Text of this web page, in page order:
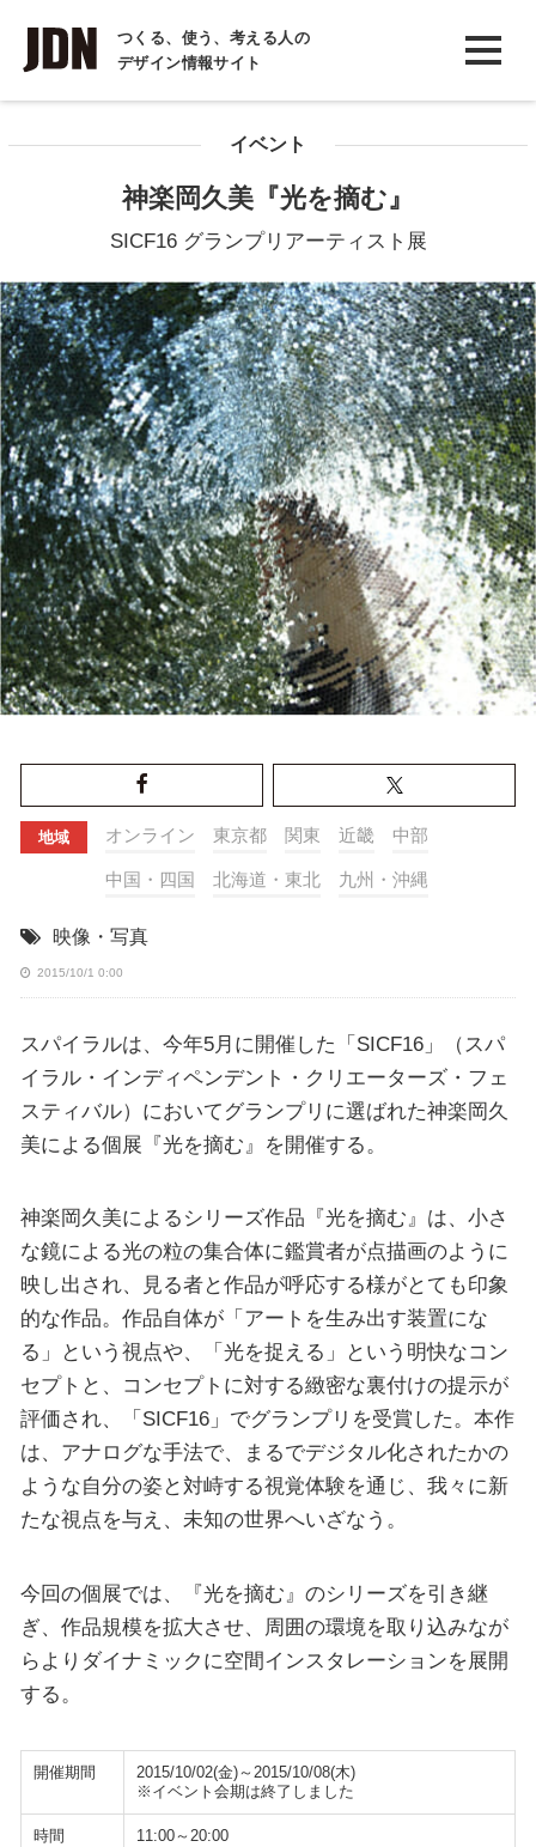
つくる、使う、考える人の
デザイン情報サイト
INTERVIEW
インタビュー
COLUMN
イベント
神楽岡久美『光を摘む』
SICF16 グランプリアーティスト展
地域 オンライン 東京都 関東 近畿 中部
中国・四国 北海道・東北 九州・沖縄
映像・写真
2015/10/1 0:00
スパイラルは、今年5月に開催した「SICF16」（スパ
イラル・インディペンデント・クリエーターズ・フェ
スティバル）においてグランプリに選ばれた神楽岡久
美による個展『光を摘む』を開催する。
神楽岡久美によるシリーズ作品『光を摘む』は、小さ
な鏡による光の粒の集合体に鑑賞者が点描画のように
映し出され、見る者と作品が呼応する様がとても印象
的な作品。作品自体が「アートを生み出す装置にな
る」という視点や、「光を捉える」という明快なコン
セプトと、コンセプトに対する緻密な裏付けの提示が
評価され、「SICF16」でグランプリを受賞した。本作
は、アナログな手法で、まるでデジタル化されたかの
ような自分の姿と対峙する視覚体験を通じ、我々に新
たな視点を与え、未知の世界へいざなう。
今回の個展では、『光を摘む』のシリーズを引き継
ぎ、作品規模を拡大させ、周囲の環境を取り込みなが
らよりダイナミックに空間インスタレーションを展開
する。
開催期間
2015/10/02(金)～2015/10/08(木)
※イベント会期は終了しました
時間 11:00～20:00